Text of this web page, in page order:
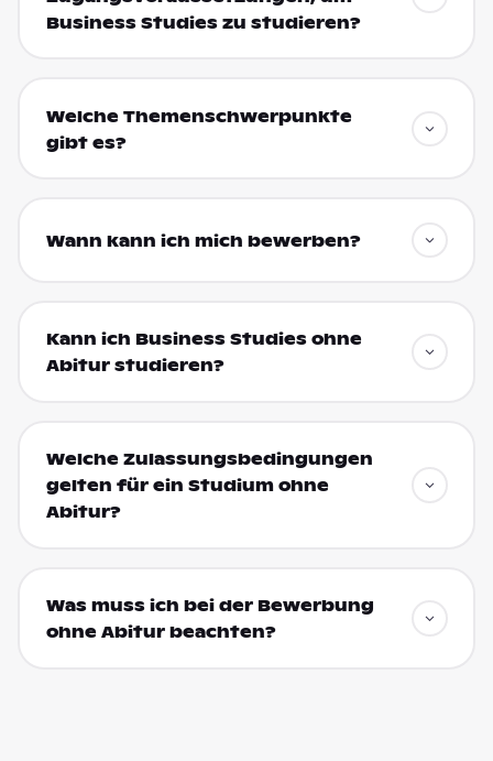
Business Studies zu studieren?
Welche Themenschwerpunkte
gibt es?
Wann kann ich mich bewerben?
Kann ich Business Studies ohne
Abitur studieren?
Welche Zulassungsbedingungen
gelten für ein Studium ohne
Abitur?
Was muss ich bei der Bewerbung
ohne Abitur beachten?